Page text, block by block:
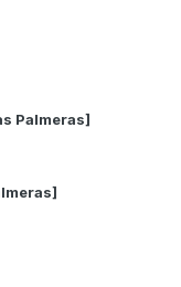
Palmeras]